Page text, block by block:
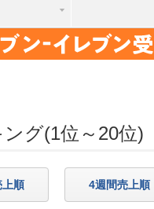
グ(1位～20位)